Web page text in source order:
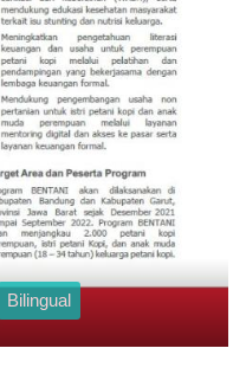
Bilingual